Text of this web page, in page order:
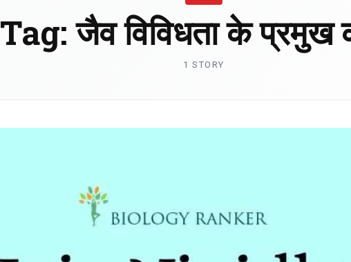
Tag:जैव विविधता के प्रमुख
1 STORY